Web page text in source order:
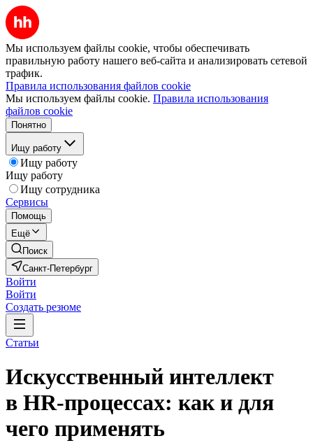
Мы используем файлы cookie, чтобы обеспечивать
правильную работу нашего веб-сайта и анализировать сетевой
трафик.
Правила использования файлов cookie
Мы используем файлы cookie. Правила использования
файлов cookie
Понятно
Ищу работу
Ищу работу
Ищу работу
Ищу сотрудника
Сервисы
Помощь
Ещё
Поиск
Санкт-Петербург
Войти
Войти
Создать резюме
Статьи
Искусственный интеллект
в HR-процессах: как и для
чего применять